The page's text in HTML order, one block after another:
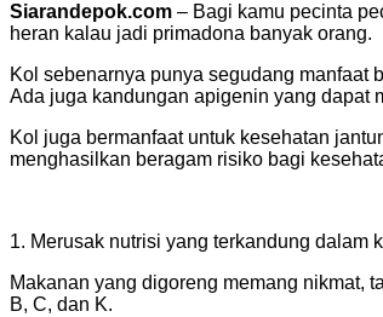
Siarandepok.com – Bagi kamu pecinta
heran kalau jadi primadona banyak orang.
Kol sebenarnya punya segudang manfaat
Ada juga kandungan apigenin yang dapat
Kol juga bermanfaat untuk kesehatan
menghasilkan beragam risiko bagi
1. Merusak nutrisi yang terkandung dalam
Makanan yang digoreng memang nikmat,
B, C, dan K.